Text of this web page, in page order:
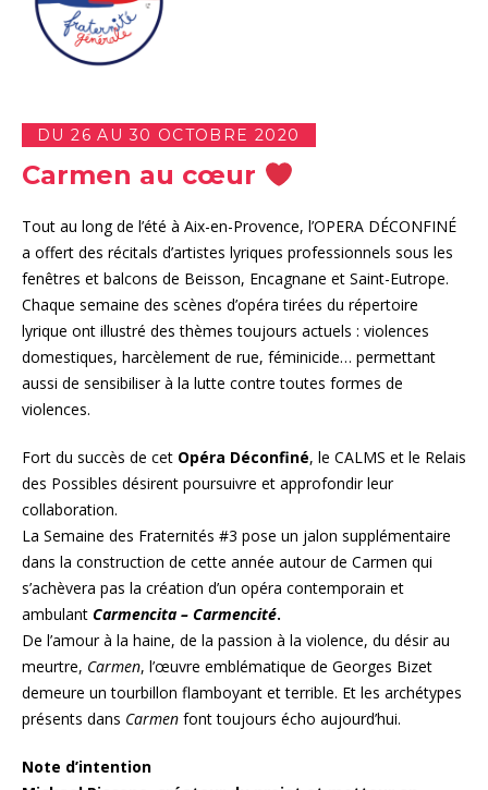
DU 26 AU 30 OCTOBRE 2020
Carmen au cœur
Tout au long de l’été à Aix-en-Provence, l’OPERA DÉCONFINÉ
a offert des récitals d’artistes lyriques professionnels sous les
fenêtres et balcons de Beisson, Encagnane et Saint-Eutrope.
Chaque semaine des scènes d’opéra tirées du répertoire
lyrique ont illustré des thèmes toujours actuels : violences
domestiques, harcèlement de rue, féminicide… permettant
aussi de sensibiliser à la lutte contre toutes formes de
violences.
Fort du succès de cet Opéra Déconfiné, le CALMS et le Relais
des Possibles désirent poursuivre et approfondir leur
collaboration.
La Semaine des Fraternités #3 pose un jalon supplémentaire
dans la construction de cette année autour de Carmen qui
s’achèvera pas la création d’un opéra contemporain et
ambulant Carmencita – Carmencité.
De l’amour à la haine, de la passion à la violence, du désir au
meurtre, Carmen, l’œuvre emblématique de Georges Bizet
demeure un tourbillon flamboyant et terrible. Et les archétypes
présents dans Carmenfont toujours écho aujourd’hui.
Note d’intention